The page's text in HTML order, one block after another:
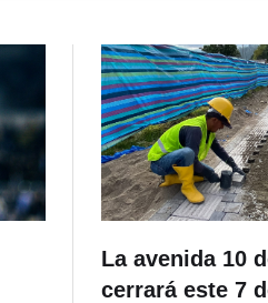
La avenida 10
cerrará este 7